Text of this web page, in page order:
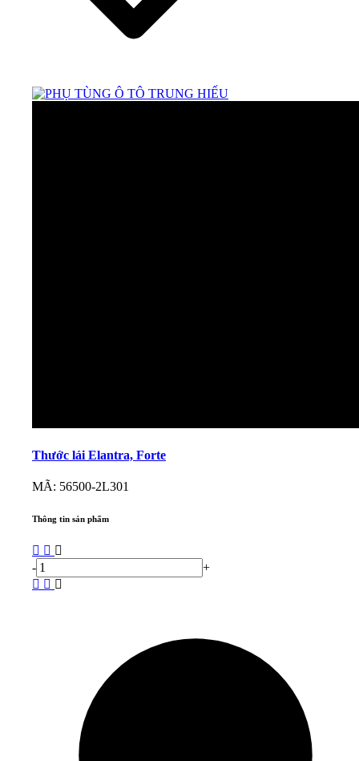
Thước lái Elantra, Forte
MÃ: 56500-2L301
Thông tin sản phẩm
- +